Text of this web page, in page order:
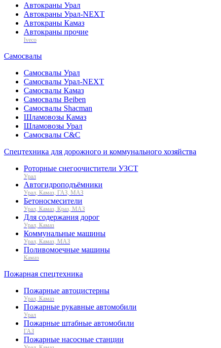
Автокраны Урал
Автокраны Урал-NEXT
Автокраны Камаз
Автокраны прочие
Iveco
Самосвалы
Самосвалы Урал
Самосвалы Урал-NEXT
Самосвалы Камаз
Самосвалы Beiben
Самосвалы Shacman
Шламовозы Камаз
Шламовозы Урал
Самосвалы C&C
Спецтехника для дорожного и коммунального хозяйства
Роторные снегоочистители УЗСТ
Урал
Автогидроподъёмники
Урал, Камаз, ГАЗ, МАЗ
Бетоносмесители
Урал, Камаз, Краз, МАЗ
Для содержания дорог
Урал, Камаз
Коммунальные машины
Урал, Камаз, МАЗ
Поливомоечные машины
Камаз
Пожарная спецтехника
Пожарные автоцистерны
Урал, Камаз
Пожарные рукавные автомобили
Урал
Пожарные штабные автомобили
ГАЗ
Пожарные насосные станции